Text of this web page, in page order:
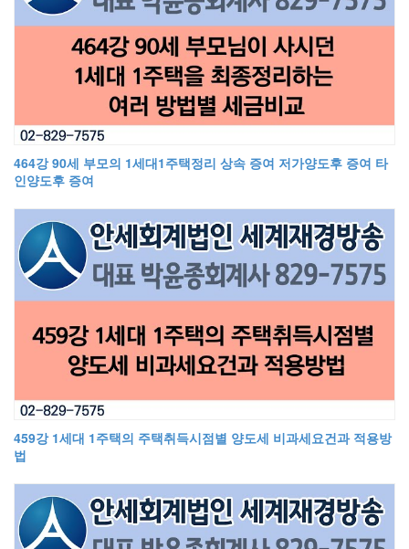
464강 90세 부모의 1세대1주택정리 상속 증여 저가양도후 증여 타
인양도후 증여
459강 1세대 1주택의 주택취득시점별 양도세 비과세요건과 적용방
법